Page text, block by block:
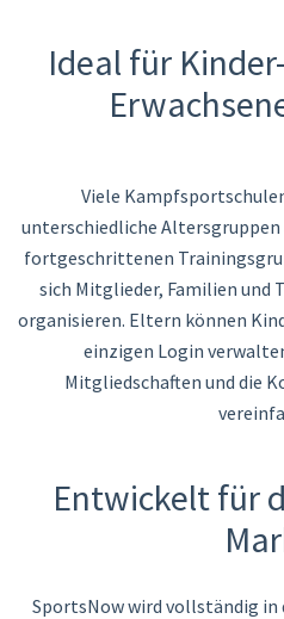
Ideal für
Viele
unterschiedliche Altersgruppen
fortgeschrittenen
sich Mitglieder, Familien und
organisieren. Eltern können
einzigen Login
Mitgliedschaften und die
Entwickelt für
SportsNow wird vollständig in